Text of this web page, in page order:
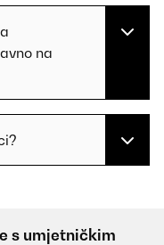
na
s umjetničkim